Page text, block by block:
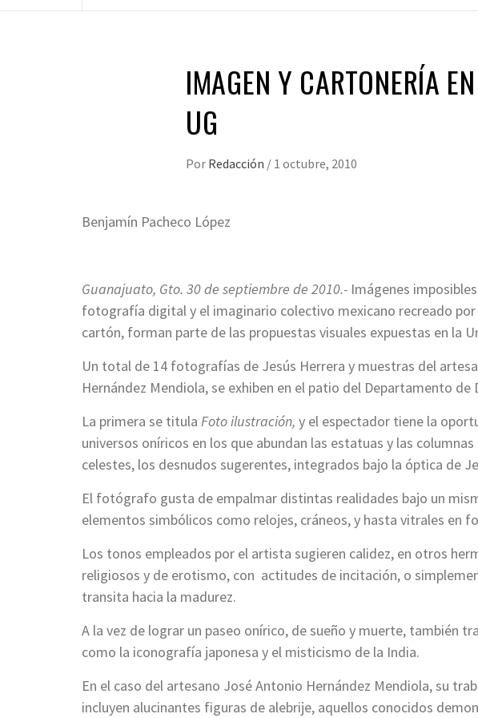
IMAGEN Y CARTONERÍA
UG
Por Redacción / 1 octubre, 2010
Benjamín Pacheco López
Guanajuato, Gto. 30 de septiembre de 2010.- Imágenes
fotografía digital y el imaginario colectivo mexicano recreado
cartón, forman parte de las propuestas visuales expuestas en la
Un total de 14 fotografías de Jesús Herrera y muestras del
Hernández Mendiola, se exhiben en el patio del Departamento de
La primera se titula Foto ilustración, y el espectador tiene la
universos oníricos en los que abundan las estatuas y las
celestes, los desnudos sugerentes, integrados bajo la óptica de
El fotógrafo gusta de empalmar distintas realidades bajo un
elementos simbólicos como relojes, cráneos, y hasta vitrales en
Los tonos empleados por el artista sugieren calidez, en otros
religiosos y de erotismo, con actitudes de incitación, o
transita hacia la madurez.
A la vez de lograr un paseo onírico, de sueño y muerte, también
como la iconografía japonesa y el misticismo de la India.
En el caso del artesano José Antonio Hernández Mendiola, su
incluyen alucinantes figuras de alebrije, aquellos conocidos